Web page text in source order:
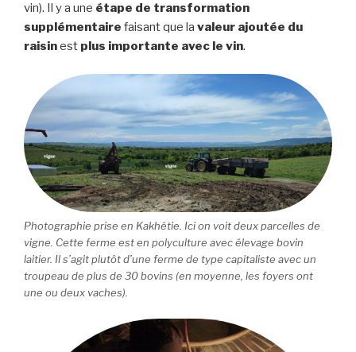
vin). Il y a une étape de transformation
supplémentaire faisant que la valeur ajoutée du
raisinest plus importante avec le vin.
Photographie prise en Kakhétie. Ici on voit deux parcelles de
vigne. Cette ferme est en polyculture avec élevage bovin
laitier. Il s’agit plutôt d’une ferme de type capitaliste avec un
troupeau de plus de 30 bovins (en moyenne, les foyers ont
une ou deux vaches).